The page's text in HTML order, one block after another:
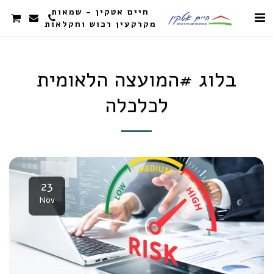
חיים אטקין - שמאות
מקרקעין רכוש וחקלאות
בלוג #המועצה הלאומית
לכלכלה
23
Nov